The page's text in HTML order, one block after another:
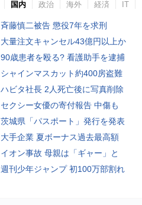
国内 政治 海外 経済 IT
斉藤慎二被告 懲役7年を求刑
大量注文キャンセル43億円以上か
90歳患者を殴る? 看護助手を逮捕
シャインマスカット約400房盗難
ハビタ社長 2人死亡後に写真削除
セクシー女優の寄付報告 中傷も
茨城県「パスポート」発行を発表
大手企業 夏ボーナス過去最高額
イオン事故 母親は「ギャー」と
週刊少年ジャンプ 初100万部割れ